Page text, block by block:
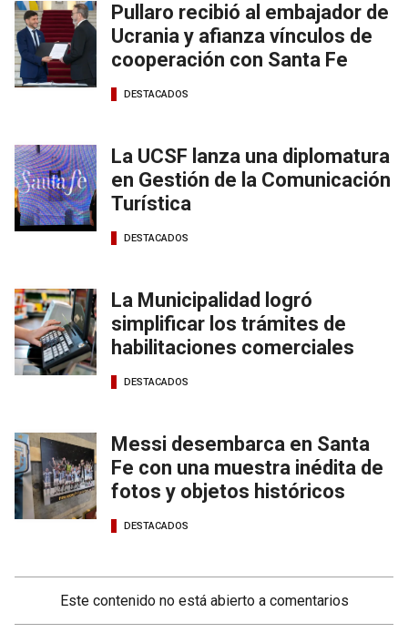
Pullaro recibió al embajador de
Ucrania y afianza vínculos de
cooperación con Santa Fe
DESTACADOS
La UCSF lanza una diplomatura
en Gestión de la Comunicación
Turística
DESTACADOS
La Municipalidad logró
simplificar los trámites de
habilitaciones comerciales
DESTACADOS
Messi desembarca en Santa
Fe con una muestra inédita de
fotos y objetos históricos
DESTACADOS
Este contenido no está abierto a comentarios